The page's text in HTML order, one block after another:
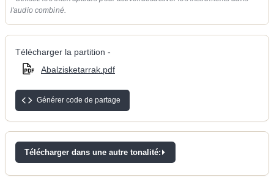
l'audio combiné.
Télécharger la partition -
Abalzisketarrak.pdf
Générer code de partage
Télécharger dans une autre tonalité: